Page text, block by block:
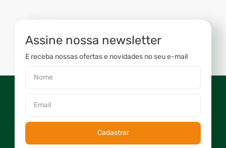
Assine nossa newsletter
E receba nossas ofertas e novidades no seu e-mail
Cadastrar